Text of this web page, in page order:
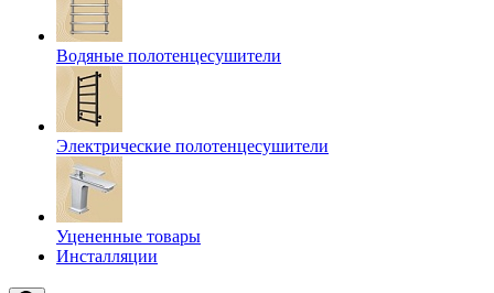
Водяные полотенцесушители
Электрические полотенцесушители
Уцененные товары
Инсталляции